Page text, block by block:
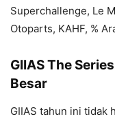
Superchallenge, Le
Otoparts, KAHF, %
GIIAS The
Besar
GIIAS tahun ini tidak